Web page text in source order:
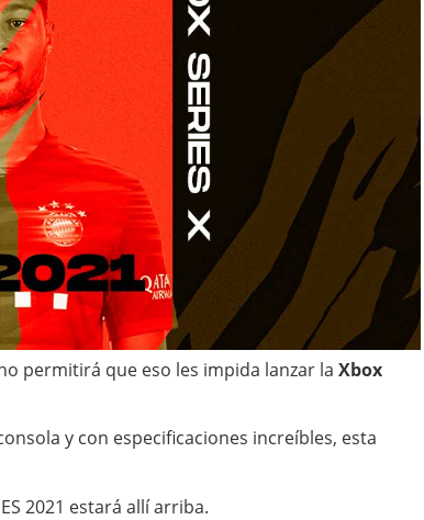
permitirá que eso les impida lanzar la Xbox
y con especificaciones increíbles, esta
2021 estará allí arriba.